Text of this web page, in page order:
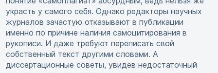
украсть у самого себя. Однако редакторы научных
журналов зачастую отказывают в публикации
именно по причине наличия самоцитирования в
рукописи. И даже требуют переписать свой
собственный текст другими словами. А
диссертационные советы, увидев недостаточный